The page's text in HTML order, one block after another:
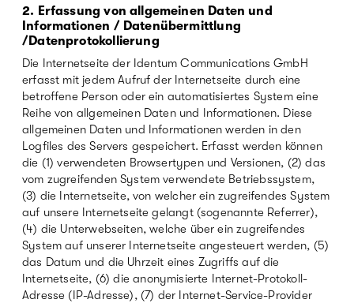
2. Erfassung von allgemeinen Daten und
Informationen / Datenübermittlung
/Datenprotokollierung
Die Internetseite der Identum Communications GmbH
erfasst mit jedem Aufruf der Internetseite durch eine
betroffene Person oder ein automatisiertes System eine
Reihe von allgemeinen Daten und Informationen. Diese
allgemeinen Daten und Informationen werden in den
Logfiles des Servers gespeichert. Erfasst werden können
die (1) verwendeten Browsertypen und Versionen, (2) das
vom zugreifenden System verwendete Betriebssystem,
(3) die Internetseite, von welcher ein zugreifendes System
auf unsere Internetseite gelangt (sogenannte Referrer),
(4) die Unterwebseiten, welche über ein zugreifendes
System auf unserer Internetseite angesteuert werden, (5)
das Datum und die Uhrzeit eines Zugriffs auf die
Internetseite, (6) die anonymisierte Internet-Protokoll-
Adresse (IP-Adresse), (7) der Internet-Service-Provider